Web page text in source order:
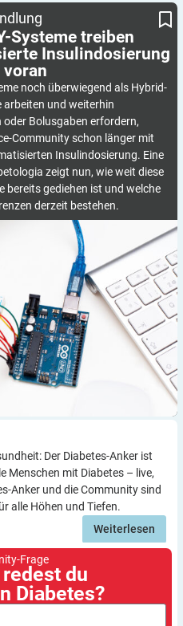
vollständig automatisierte
(AID) voran
Systeme treiben
Insulindosierung
voran
noch überwiegend als Hybrid-
arbeiten und weiterhin
Bolusgaben erfordern,
Community schon länger mit
Insulindosierung. Eine
zeigt nun, wie weit diese
bereits gediehen ist und welche
derzeit bestehen.
Der Diabetes-Anker ist
Menschen mit Diabetes – live,
Anker und die Community sind
alle Höhen und Tiefen.
Weiterlesen
Frage
du
Diabetes?